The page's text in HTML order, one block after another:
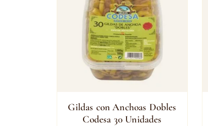
Gildas con Anchoas Dobles
Codesa 30 Unidades